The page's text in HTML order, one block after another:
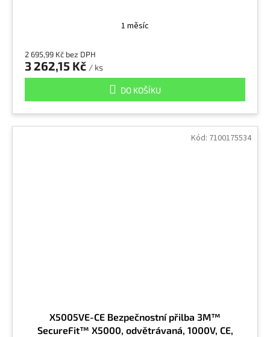
1 měsíc
2 695,99 Kč bez DPH
3 262,15 Kč / ks
DO KOŠÍKU
X5005VE-CE Bezpečnostní přilba 3M™
SecureFit™ X5000, odvětrávaná, 1000V, CE,
Kód: 7100175534